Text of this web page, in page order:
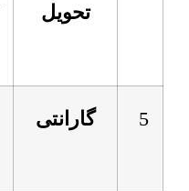
تحویل
5 گارانتی